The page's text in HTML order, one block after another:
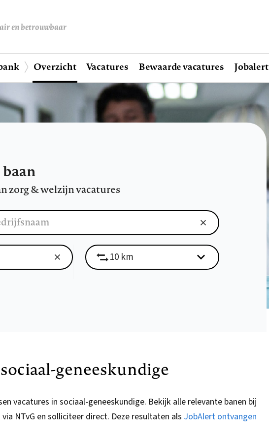
en betrouwbaar
Overzicht Vacatures Bewaarde vacatures Jobalert
zorg & welzijn vacatures
geneeskundige
vacatures in sociaal-geneeskundige. Bekijk alle relevante banen bij
NTvG en solliciteer direct. Deze resultaten als JobAlert ontvangen